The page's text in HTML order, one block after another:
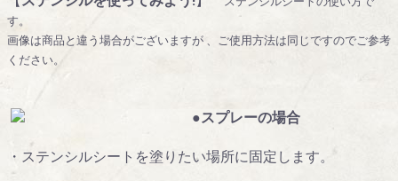
す。
画像は商品と違う場合がございますが 、ご使用方法は同じですのでご参考
ください。
●スプレーの場合
・ステンシルシートを塗りたい場所に固定します。